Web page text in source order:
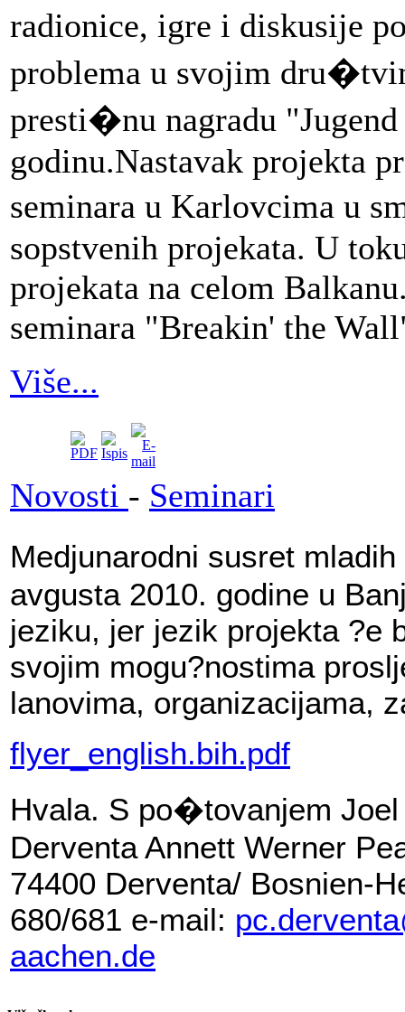
radionice, igre i diskusije
problema u svojim
presti�nu nagradu
godinu.Nastavak projekta
seminara u Karlovcima u
sopstvenih projekata. U
projekata na celom
seminara "Breakin' the
Više...
Novosti - Seminari
Medjunarodni susret
avgusta 2010. godine u
jeziku, jer jezik projekta ?e
svojim mogu?nostima
lanovima, organizacijama,
flyer_english.bih.pdf
Hvala. S po�tovanjem
Derventa Annett Werner
74400 Derventa/ Bosnien-
680/681 e-mail:
aachen.de